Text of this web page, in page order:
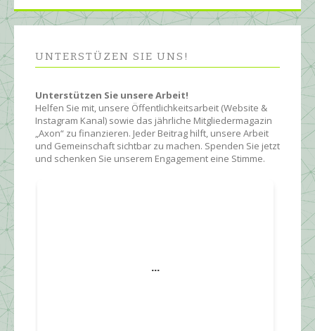
UNTERSTÜZEN SIE UNS!
Unterstützen Sie unsere Arbeit!
Helfen Sie mit, unsere Öffentlichkeitsarbeit (Website &
Instagram Kanal) sowie das jährliche Mitgliedermagazin
„Axon“ zu finanzieren. Jeder Beitrag hilft, unsere Arbeit
und Gemeinschaft sichtbar zu machen. Spenden Sie jetzt
und schenken Sie unserem Engagement eine Stimme.